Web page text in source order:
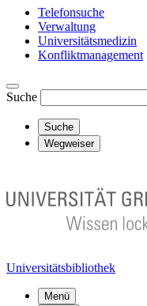
Telefonsuche
Verwaltung
Universitätsmedizin
Konfliktmanagement
Suche
Suche
Wegweiser
Universitätsbibliothek
Menü